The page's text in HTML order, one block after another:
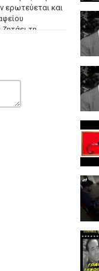
ερωτεύεται και
τη
Αρτέμης
,
,